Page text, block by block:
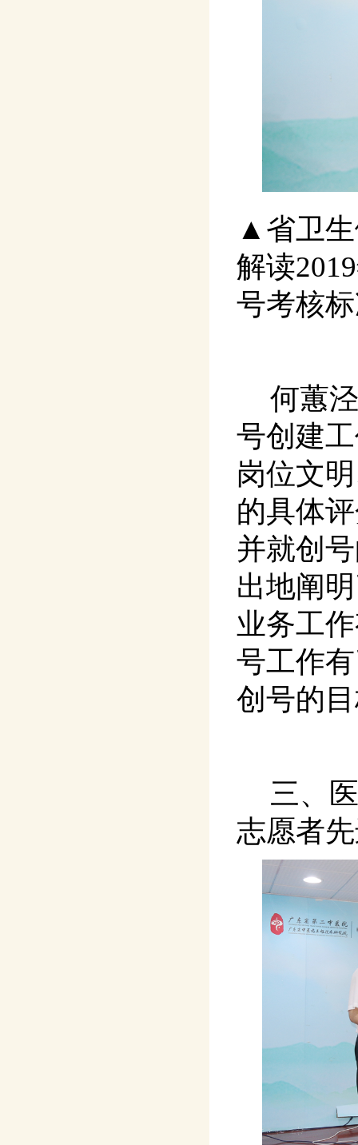
▲省卫生
解读
号考核
何蕙
号创建
岗位文
的具体
并就创
出地阐
业务工
号工作
创号的
三、
志愿者